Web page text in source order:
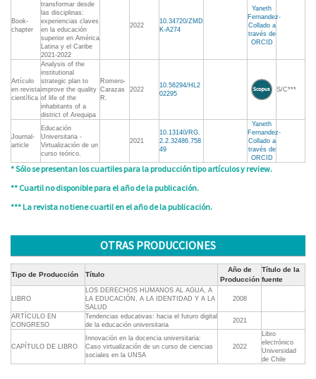
Book-
chapter
transformar desde
las disciplinas:
experiencias claves
en la educación
superior en América
Latina y el Caribe
2021-2022
2022
10.34720/ZMD
K-A274
Yaneth
Fernandez-
Collado a
través de
ORCID
Artículo
en revista
científica
Analysis of the
institutional
strategic plan to
improve the quality
of life of the
inhabitants of a
district of Arequipa
Romero-
Carazas
R.
2022
10.56294/HL2
02295
S/C***
Journal-
article
Educación
Universitaria -
Virtualización de un
curso teórico.
2021
10.13140/RG.
2.2.32486.758
49
Yaneth
Fernandez-
Collado a
través de
ORCID
* Sólo se presentan los cuartiles para la producción tipo artículos y review.
** Cuartil no disponible para el año de la publicación.
*** La revista no tiene cuartil en el año de la publicación.
OTRAS PRODUCCIONES
Tipo de Producción Título
Año de
Producción
Título de la
fuente
LIBRO
LOS DERECHOS HUMANOS AL AGUA, A
LA EDUCACIÓN, A LA IDENTIDAD Y A LA
SALUD
2008
ARTÍCULO EN
CONGRESO
Tendencias educativas: hacia el futuro digital
de la educación universitaria
2021
CAPÍTULO DE LIBRO
Innovación en la docencia universitaria:
Caso virtualización de un curso de ciencias
sociales en la UNSA
2022
Libro
electrónico
Universidad
de Chile